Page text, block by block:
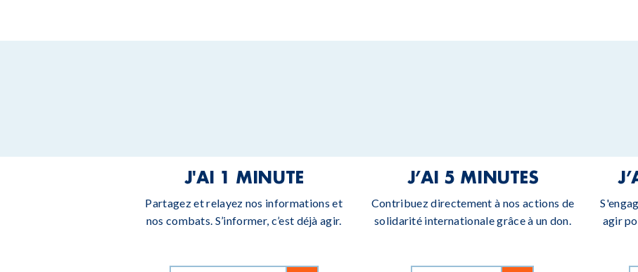
J'AI 1 MINUTE
Partagez et relayez nos informations et
nos combats. S’informer, c’est déjà agir.
J’AI 5 MINUTES
Contribuez directement à nos actions de
solidarité internationale grâce à un don.
agir